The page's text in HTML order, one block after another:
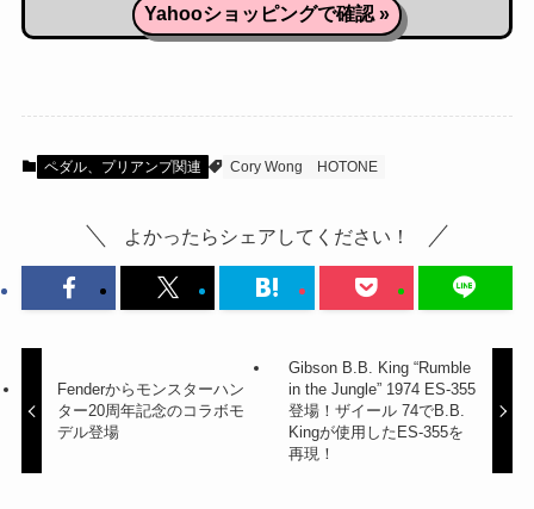
Yahooショッピングで確認 »
ペダル、プリアンプ関連 Cory Wong HOTONE
よかったらシェアしてください！
Fenderからモンスターハン
ター20周年記念のコラボモ
デル登場
Gibson B.B. King “Rumble
in the Jungle” 1974 ES-355
登場！ザイール 74でB.B.
Kingが使用したES-355を
再現！